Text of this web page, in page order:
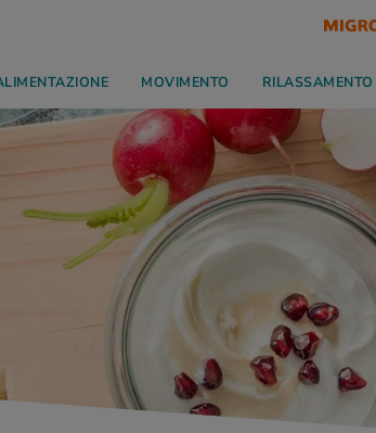
MOVIMENTO RILASSAMENTO